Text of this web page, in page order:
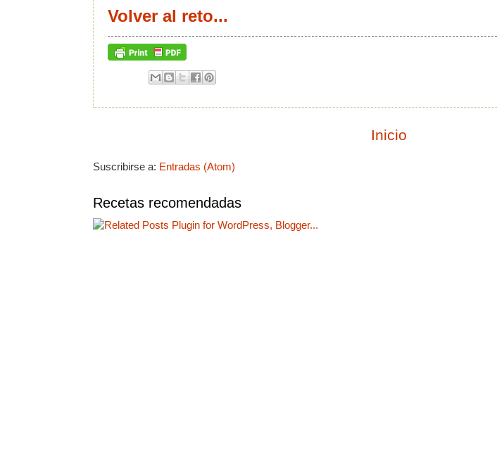
Volver al reto...
Inicio
Suscribirse a: Entradas (Atom)
Recetas recomendadas